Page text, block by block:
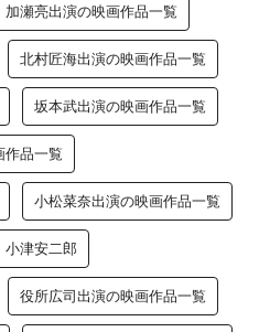
加瀬亮出演の映画作品一覧
北村匠海出演の映画作品一覧
坂本武出演の映画作品一覧
作品一覧
小松菜奈出演の映画作品一覧
小津安二郎
役所広司出演の映画作品一覧